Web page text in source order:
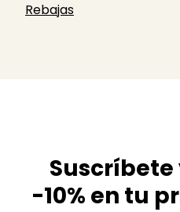
Rebajas
-10% en tu